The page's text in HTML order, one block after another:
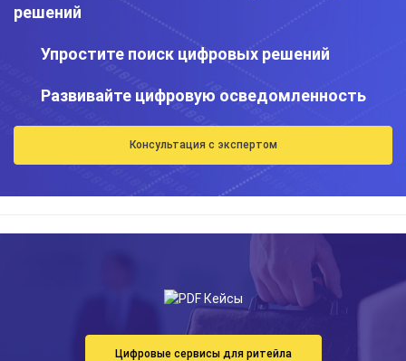
решений
Упростите поиск цифровых решений
Развивайте цифровую осведомленность
Консультация с экспертом
Цифровые сервисы для ритейла